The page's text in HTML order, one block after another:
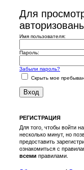
Для
Имя пользователя:
Пароль:
Забыли пароль?
Скрыть мое
РЕГИСТРАЦИЯ
Для того, чтобы войти
несколько минут, но
предоставить
ознакомиться с
всеми правилами.